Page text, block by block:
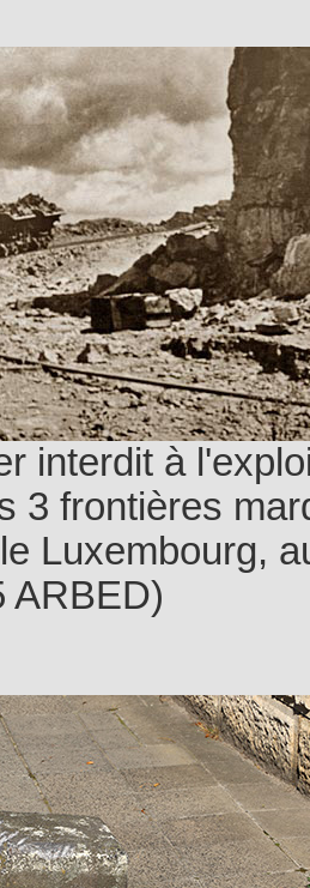
interdit à
3 frontières
Luxembourg,
ARBED)